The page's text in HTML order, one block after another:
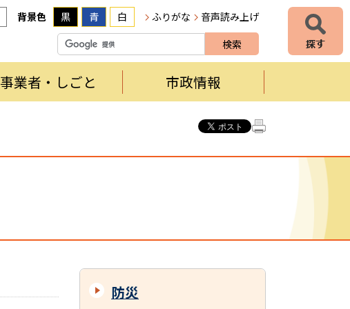
背景色 黒 青 白 ふりがな 音声読み上げ
事業者・しごと 市政情報
防災